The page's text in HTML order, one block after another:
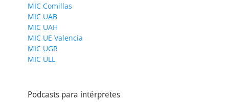
MIC Comillas
MIC UAB
MIC UAH
MIC UE Valencia
MIC UGR
MIC ULL
Podcasts para intérpretes